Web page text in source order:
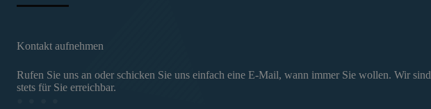
Kontakt aufnehmen
Rufen Sie uns an oder schicken Sie uns einfach eine E-Mail, wann immer Sie wollen. Wir sind
stets für Sie erreichbar.